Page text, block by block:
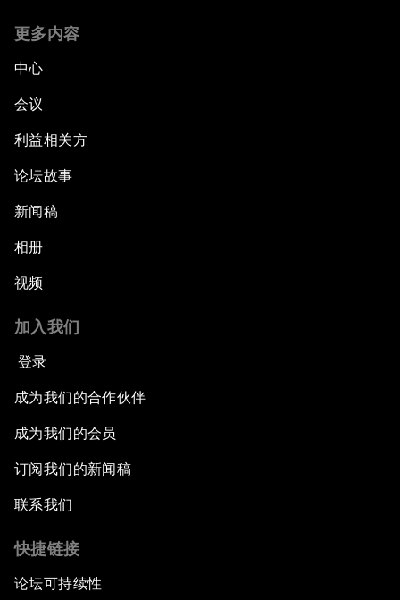
更多内容
中心
会议
利益相关方
论坛故事
新闻稿
相册
视频
加入我们
登录
成为我们的合作伙伴
成为我们的会员
订阅我们的新闻稿
联系我们
快捷链接
论坛可持续性